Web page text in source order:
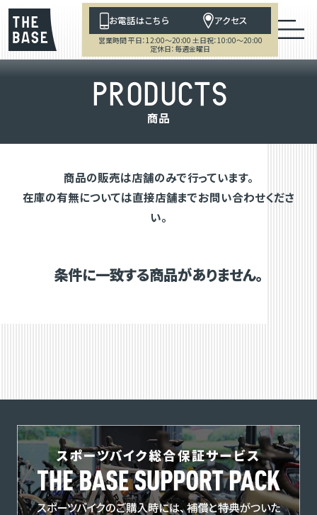
お電話はこちら アクセス
営業時間 平日：12:00～20:00 土日祝：10:00～20:00
定休日：毎週金曜日
PRODUCTS
商品
商品の販売は店舗のみで行っています。
在庫の有無については直接店舗までお問い合わせくださ
い。
条件に一致する商品がありません。